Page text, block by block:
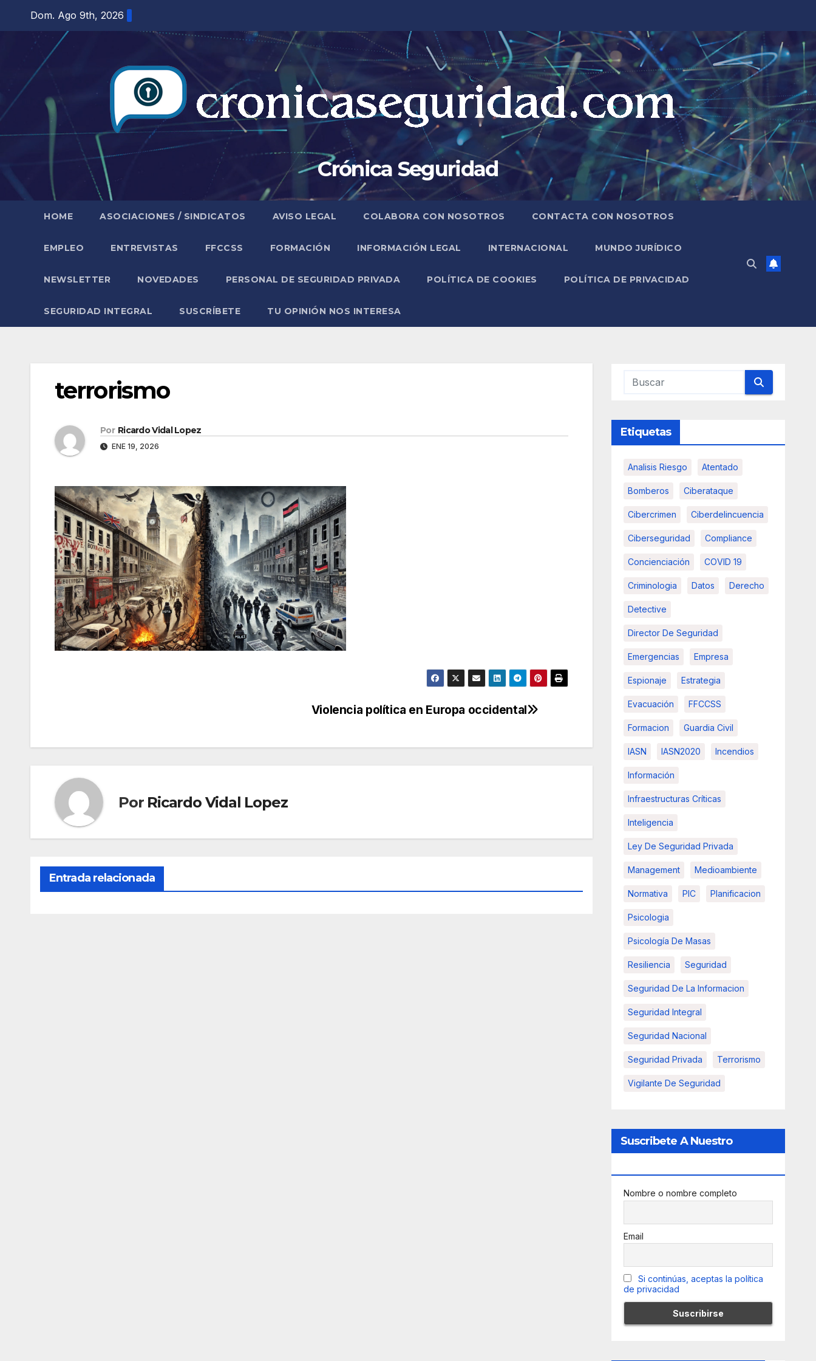
contenido
Dom. Ago 9th, 2026
Crónica Seguridad
HOME ASOCIACIONES / SINDICATOS AVISO LEGAL COLABORA CON NOSOTROS CONTACTA CON NOSOTROS
EMPLEO ENTREVISTAS FFCCSS FORMACIÓN INFORMACIÓN LEGAL INTERNACIONAL MUNDO JURÍDICO
NEWSLETTER NOVEDADES PERSONAL DE SEGURIDAD PRIVADA POLÍTICA DE COOKIES POLÍTICA DE PRIVACIDAD
SEGURIDAD INTEGRAL SUSCRÍBETE TU OPINIÓN NOS INTERESA
terrorismo
Por Ricardo Vidal Lopez
ENE 19, 2026
Violencia política en Europa occidental
Por Ricardo Vidal Lopez
Entrada relacionada
Etiquetas
Analisis Riesgo Atentado
Bomberos Ciberataque
Cibercrimen Ciberdelincuencia
Ciberseguridad Compliance
Concienciación COVID 19
Criminologia Datos Derecho
Detective
Director De Seguridad
Emergencias Empresa
Espionaje Estrategia
Evacuación FFCCSS
Formacion Guardia Civil
IASN IASN2020 Incendios
Información
Infraestructuras Críticas
Inteligencia
Ley De Seguridad Privada
Management Medioambiente
Normativa PIC Planificacion
Psicologia
Psicología De Masas
Resiliencia Seguridad
Seguridad De La Informacion
Seguridad Integral
Seguridad Nacional
Seguridad Privada Terrorismo
Vigilante De Seguridad
Suscribete A Nuestro
Nombre o nombre completo
Email
Si continúas, aceptas la política
de privacidad